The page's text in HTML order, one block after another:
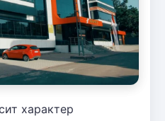
характер